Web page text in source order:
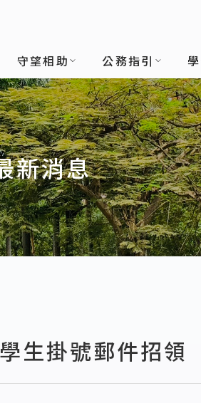
守望相助 公務指引
新消息
生掛號郵件招領